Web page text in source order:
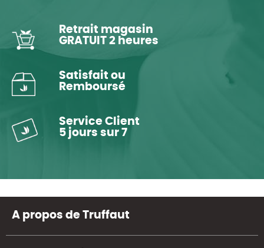
Retrait magasin
GRATUIT 2 heures
Satisfait ou
Remboursé
Service Client
5 jours sur 7
A propos de Truffaut